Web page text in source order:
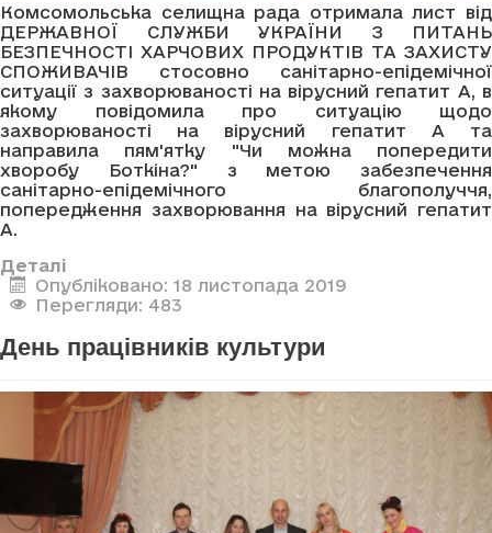
Комсомольська селищна рада отримала лист від
ДЕРЖАВНОЇ СЛУЖБИ УКРАЇНИ З ПИТАНЬ
БЕЗПЕЧНОСТІ ХАРЧОВИХ ПРОДУКТІВ ТА ЗАХИСТУ
СПОЖИВАЧІВ стосовно санітарно-епідемічної
ситуації з захворюваності на вірусний гепатит А, в
якому повідомила про ситуацію щодо
захворюваності на вірусний гепатит А та
направила пям'ятку "Чи можна попередити
хворобу Боткіна?" з метою забезпечення
санітарно-епідемічного благополуччя,
попередження захворювання на вірусний гепатит
А.
Деталі
Опубліковано: 18 листопада 2019
Перегляди: 483
День працівників культури